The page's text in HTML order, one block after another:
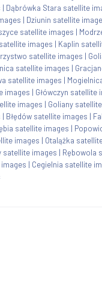
| Dąbrówka Stara satellite
| Dziunin satellite
satellite images |
images | Kaplin
satellite images |
satellite images |
satellite images |
images | Główczyn satellite
images | Goliany
| Błędów satellite images |
satellite images |
images | Otalążka
satellite images | Rębowola
images | Cegielnia satellite